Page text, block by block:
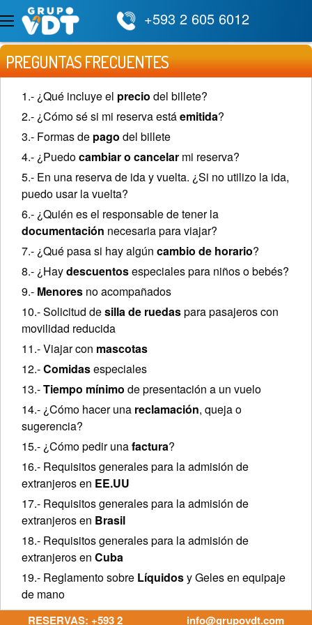
+593 2 605 6012
PREGUNTAS FRECUENTES
1.- ¿Qué incluye el precio del billete?
2.- ¿Cómo sé si mi reserva estáemitida?
3.- Formas de pago del billete
4.- ¿Puedocambiar o cancelar mi reserva?
5.- En una reserva de ida y vuelta. ¿Si no utilizo la ida,
puedo usar la vuelta?
6.- ¿Quién es el responsable de tener la
documentación necesaria para viajar?
7.- ¿Qué pasa si hay algún cambio de horario?
8.- ¿Haydescuentosespeciales para niños o bebés?
9.- Menores no acompañados
10.- Solicitud desilla de ruedaspara pasajeros con
movilidad reducida
11.- Viajar con mascotas
12.-Comidasespeciales
13.-Tiempo mínimo de presentación a un vuelo
14.- ¿Cómo hacer una reclamación, queja o
sugerencia?
15.- ¿Cómo pedir unafactura?
16.- Requisitos generales para la admisión de
extranjeros en EE.UU
17.- Requisitos generales para la admisión de
extranjeros en Brasil
18.- Requisitos generales para la admisión de
extranjeros en Cuba
19.- Reglamento sobre Líquidosy Geles en equipaje
de mano
RESERVAS: +593 2 info@grupovdt.com